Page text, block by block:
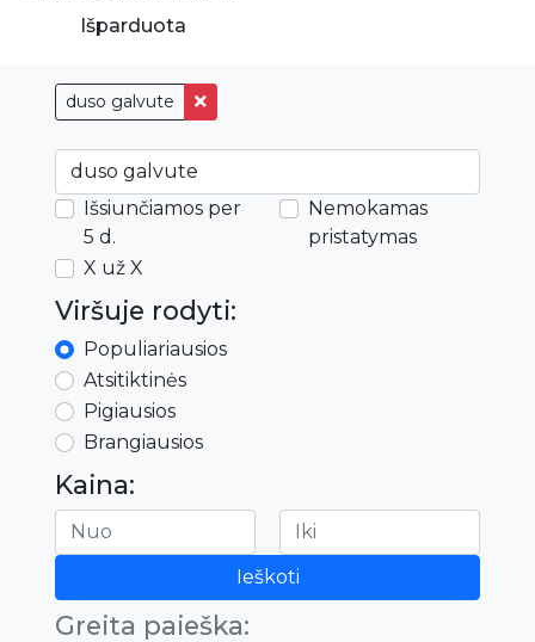
duso galvute
Išsiunčiamos per
5 d.
Nemokamas
pristatymas
X už X
Viršuje rodyti:
Populiariausios
Atsitiktinės
Pigiausios
Brangiausios
Kaina:
Ieškoti
Greita paieška:
Išparduota